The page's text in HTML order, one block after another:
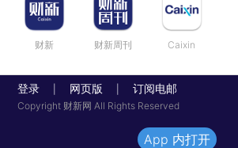
财新 财新周刊 Caixin
登录 网页版 订阅电邮
Copyright 财新网 All Rights Reserved
App 内打开